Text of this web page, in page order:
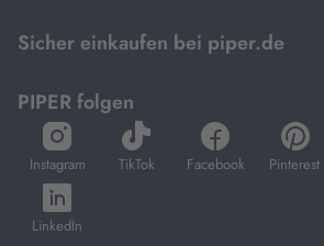
Sicher einkaufen bei piper.de
PIPER folgen
Instagram
öffnet
in
neuem
Tab
TikTok
öffnet
in
Facebook
öffnet
in
Pinterest
öffnet
in
LinkedIn
öffnet
in